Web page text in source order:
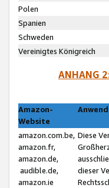
Polen
Spanien
Schweden
Vereinigtes Königreich
ANHANG
Amazon-
Website
amazon.com.be,
amazon.fr,
amazon.de,
audible.de,
amazon.ie
Diese
dieser